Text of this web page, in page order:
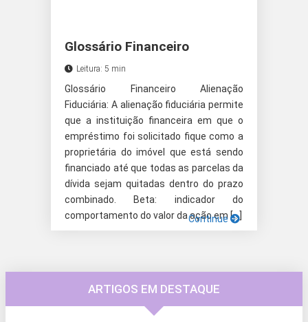
Glossário Financeiro
Leitura: 5 min
Glossário Financeiro Alienação
Fiduciária: A alienação fiduciária permite
que a instituição financeira em que o
empréstimo foi solicitado fique como a
proprietária do imóvel que está sendo
financiado até que todas as parcelas da
dívida sejam quitadas dentro do prazo
combinado. Beta: indicador do
comportamento do valor da ação em […]
Continue
ARTIGOS EM DESTAQUE